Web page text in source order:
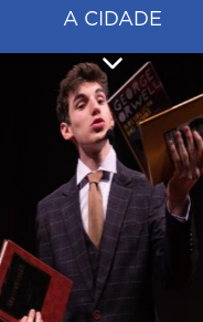
A CIDADE